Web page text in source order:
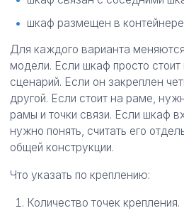
шкаф размещен в
Для каждого варианта
модели. Если шкаф просто стоит
сценарий. Если он закреплен
другой. Если стоит на раме,
рамы и точки связи. Если шкаф
нужно понять, считать его
общей конструкции.
Что указать по креплению:
Количество точек крепления.